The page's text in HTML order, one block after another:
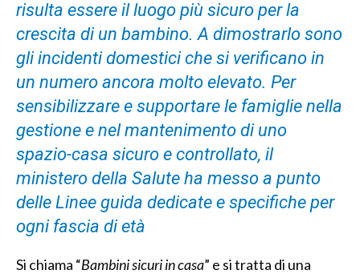
risulta essere il luogo più sicuro per la
crescita di un bambino. A dimostrarlo sono
gli incidenti domestici che si verificano in
un numero ancora molto elevato. Per
sensibilizzare e supportare le famiglie nella
gestione e nel mantenimento di uno
spazio-casa sicuro e controllato, il
ministero della Salute ha messo a punto
delle Linee guida dedicate e specifiche per
ogni fascia di età
Si chiama “Bambini sicuri in casa” e si tratta di una